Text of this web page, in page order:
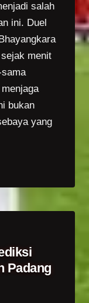
salah
ini. Duel
menit
bukan
yang
Padang